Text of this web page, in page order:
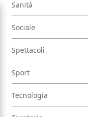
Sanità
Sociale
Spettacoli
Sport
Tecnologia